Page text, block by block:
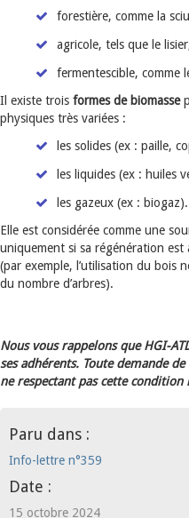
forestière, comme la
agricole, tels que le
fermentescible, comme
Il existe trois formes de biomasse
physiques très variées :
les solides (ex : paille,
les liquides (ex : huiles
les gazeux (ex : biogaz).
Elle est considérée comme une
uniquement si sa régénération est
(par exemple, l’utilisation du bois
du nombre d’arbres).
Nous vous rappelons que HGI-
ses adhérents. Toute demande
ne respectant pas cette
Paru dans :
Info-lettre n°359
Date :
15 octobre 2024